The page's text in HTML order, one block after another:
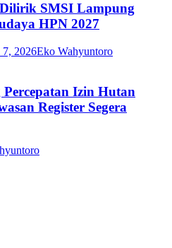
SMSI Lampung
HPN 2027
7, 2026Eko Wahyuntoro
Izin Hutan
Register Segera